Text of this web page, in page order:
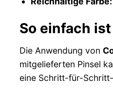
So einfach
Die Anwendung von
mitgelieferten Pinsel
eine Schritt-für-